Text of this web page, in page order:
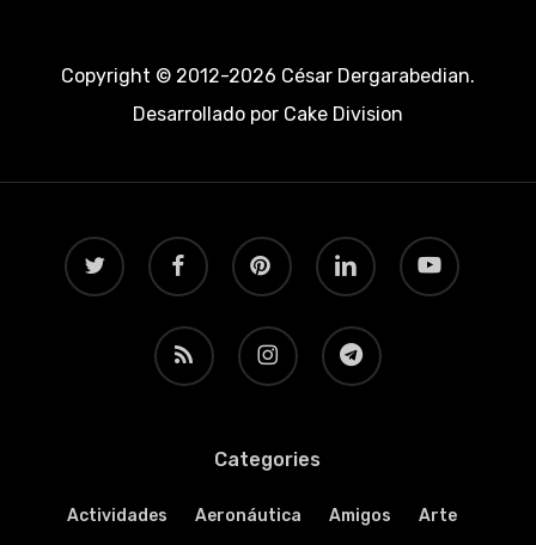
Copyright © 2012-2026 César Dergarabedian.
Desarrollado porCake Division
twitter facebook pinterest linkedin youtube
RSS instagram telegram
Categories
Actividades Aeronáutica Amigos Arte